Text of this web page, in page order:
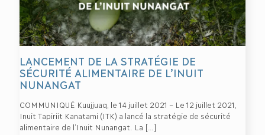
LANCEMENT DE LA STRATÉGIE DE
SÉCURITÉ ALIMENTAIRE DE L’INUIT
NUNANGAT
COMMUNIQUÉ Kuujjuaq, le 14 juillet 2021 – Le 12 juillet 2021,
Inuit Tapiriit Kanatami (ITK) a lancé la stratégie de sécurité
alimentaire de l’Inuit Nunangat. La […]